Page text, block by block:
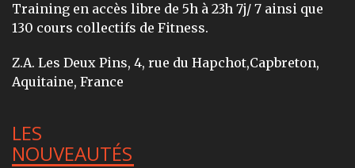
Training en accès libre de 5h à 23h 7j/ 7 ainsi que
130 cours collectifs de Fitness.
Z.A. Les Deux Pins, 4, rue du Hapchot,Capbreton,
Aquitaine, France
LES
NOUVEAUTÉS